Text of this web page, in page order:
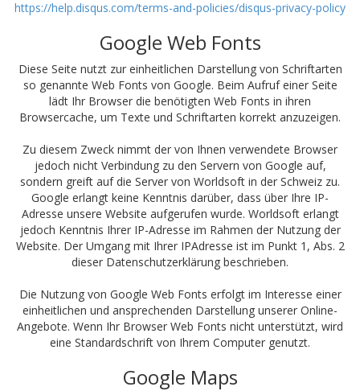
https://help.disqus.com/terms-and-policies/disqus-privacy-policy
Google Web Fonts
Diese Seite nutzt zur einheitlichen Darstellung von Schriftarten
so genannte Web Fonts von Google. Beim Aufruf einer Seite
lädt Ihr Browser die benötigten Web Fonts in ihren
Browsercache, um Texte und Schriftarten korrekt anzuzeigen.
Zu diesem Zweck nimmt der von Ihnen verwendete Browser
jedoch nicht Verbindung zu den Servern von Google auf,
sondern greift auf die Server von Worldsoft in der Schweiz zu.
Google erlangt keine Kenntnis darüber, dass über Ihre IP-
Adresse unsere Website aufgerufen wurde. Worldsoft erlangt
jedoch Kenntnis Ihrer IP-Adresse im Rahmen der Nutzung der
Website. Der Umgang mit Ihrer IPAdresse ist im Punkt 1, Abs. 2
dieser Datenschutzerklärung beschrieben.
Die Nutzung von Google Web Fonts erfolgt im Interesse einer
einheitlichen und ansprechenden Darstellung unserer Online-
Angebote. Wenn Ihr Browser Web Fonts nicht unterstützt, wird
eine Standardschrift von Ihrem Computer genutzt.
Google Maps